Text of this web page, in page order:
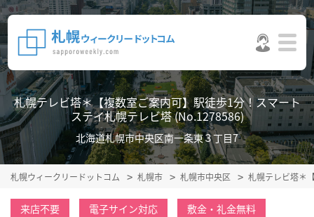
札幌テレビ塔＊【複数室ご案内可】駅徒歩1分！スマート
ステイ札幌テレビ塔 (No.1278586)
北海道札幌市中央区南一条東３丁目7
札幌ウィークリードットコム 札幌市 札幌市中央区 札幌テレビ塔＊
来店不要 電子サイン対応
敷金・礼金無料